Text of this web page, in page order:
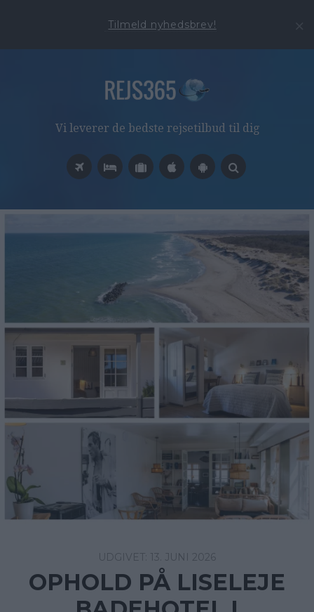
Tilmeld nyhedsbrev!
Vi leverer de bedste rejsetilbud til dig
13. JUNI 2026
OPHOLD PÅ LISELEJE